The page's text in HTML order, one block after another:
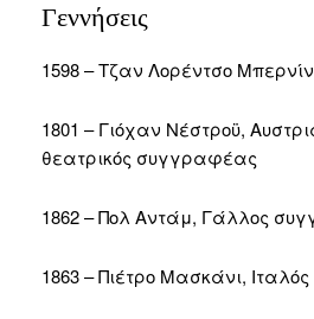
Γεννήσεις
1598 – Τζαν Λορέντσο
1801 – Γιόχαν Νέστροϋ,
θεατρικός συγγραφέας
1862 – Πολ Αντάμ, Γάλλος
1863 – Πιέτρο Μασκάνι,